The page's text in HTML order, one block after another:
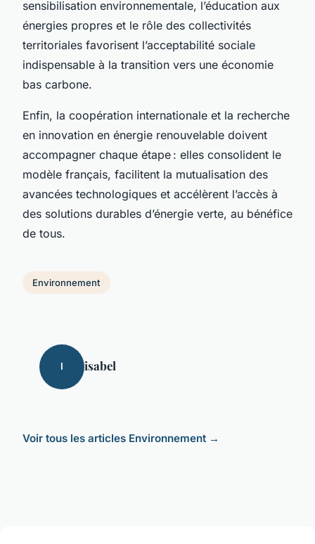
sensibilisation environnementale, l’éducation aux
énergies propres et le rôle des collectivités
territoriales favorisent l’acceptabilité sociale
indispensable à la transition vers une économie
bas carbone.
Enfin, la coopération internationale et la recherche
en innovation en énergie renouvelable doivent
accompagner chaque étape : elles consolident le
modèle français, facilitent la mutualisation des
avancées technologiques et accélèrent l’accès à
des solutions durables d’énergie verte, au bénéfice
de tous.
Environnement
I isabel
Voir tous les articles Environnement →